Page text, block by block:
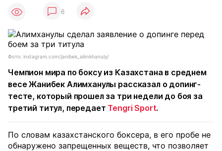
6
Фото: instagram.com/janibek_alimkhanuly/
Чемпион мира по боксу из Казахстана в среднем
весе Жанибек Алимханулы рассказал о допинг-
тесте, который прошел за три недели до боя за
третий титул, передает Tengri Sport.
По словам казахстанского боксера, в его пробе не
обнаружено запрещенных веществ, что позволяет